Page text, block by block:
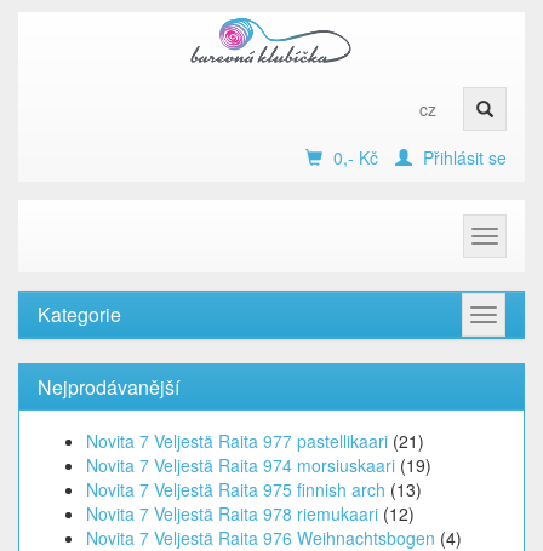
cz
0,- Kč Přihlásit se
Toggle
Toggle
Kategorie
Nejprodávanější
Novita 7 Veljestä Raita 977 pastellikaari (21)
Novita 7 Veljestä Raita 974 morsiuskaari (19)
Novita 7 Veljestä Raita 975 finnish arch (13)
Novita 7 Veljestä Raita 978 riemukaari (12)
Novita 7 Veljestä Raita 976 Weihnachtsbogen (4)